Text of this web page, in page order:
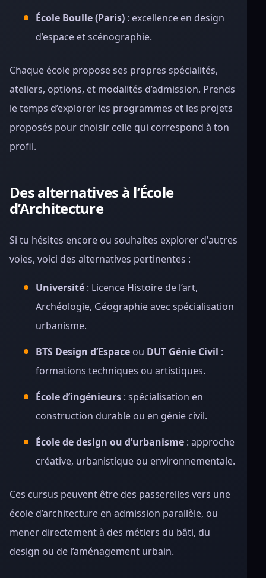
École Boulle (Paris) : excellence en design
d’espace et scénographie.
Chaque école propose ses propres spécialités,
ateliers, options, et modalités d’admission. Prends
le temps d’explorer les programmes et les projets
proposés pour choisir celle qui correspond à ton
profil.
Des alternatives à l’École
d’Architecture
Si tu hésites encore ou souhaites explorer d'autres
voies, voici des alternatives pertinentes :
Université : Licence Histoire de l’art,
Archéologie, Géographie avec spécialisation
urbanisme.
BTS Design d’Espace ou DUT Génie Civil :
formations techniques ou artistiques.
École d’ingénieurs : spécialisation en
construction durable ou en génie civil.
École de design ou d’urbanisme : approche
créative, urbanistique ou environnementale.
Ces cursus peuvent être des passerelles vers une
école d’architecture en admission parallèle, ou
mener directement à des métiers du bâti, du
design ou de l’aménagement urbain.